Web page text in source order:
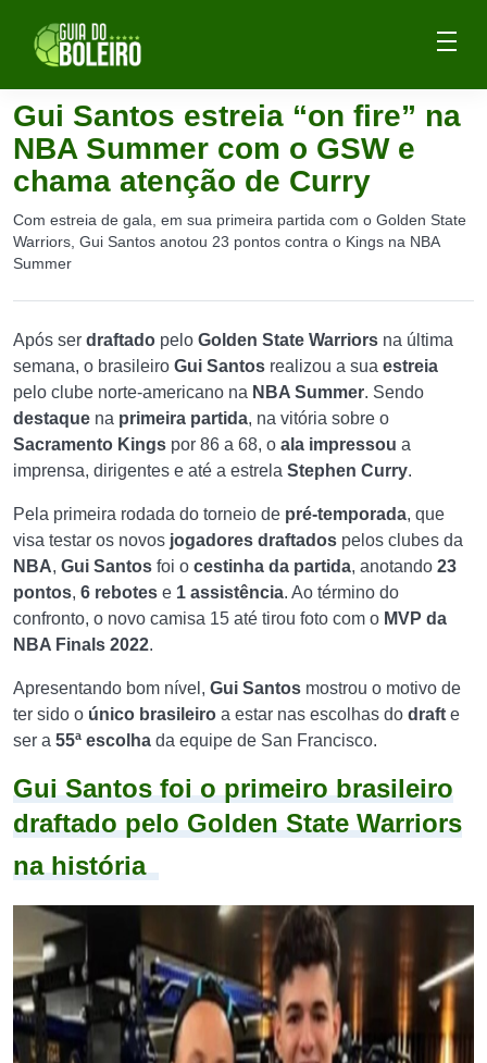
Gui Santos estreia “on fire” na
NBA Summer com o GSW e
chama atenção de Curry
Com estreia de gala, em sua primeira partida com o Golden State
Warriors, Gui Santos anotou 23 pontos contra o Kings na NBA
Summer
Após ser draftado pelo Golden State Warriors na última
semana, o brasileiro Gui Santos realizou a sua estreia
pelo clube norte-americano na NBA Summer. Sendo
destaque na primeira partida, na vitória sobre o
Sacramento Kings por 86 a 68, o ala impressou a
imprensa, dirigentes e até a estrela Stephen Curry.
Pela primeira rodada do torneio de pré-temporada, que
visa testar os novos jogadores draftados pelos clubes da
NBA, Gui Santos foi o cestinha da partida, anotando 23
pontos, 6 rebotes e 1 assistência. Ao término do
confronto, o novo camisa 15 até tirou foto com o MVP da
NBA Finals 2022.
Apresentando bom nível, Gui Santos mostrou o motivo de
ter sido o único brasileiro a estar nas escolhas do draft e
ser a 55ª escolha da equipe de San Francisco.
Gui Santos foi o primeiro brasileiro
draftado pelo Golden State Warriors
na história